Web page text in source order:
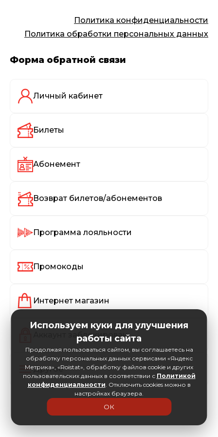
Политика конфиденциальности
Политика обработки персональных данных
Форма обратной связи
Личный кабинет
Билеты
Абонемент
Возврат билетов/абонементов
Программа лояльности
Промокоды
Интернет магазин
Аккаунт заблокирован
Другое
Используем куки для улучшения
работы сайта
Продолжая пользоваться сайтом, вы соглашаетесь на
обработку персональных данных сервисами «Яндекс
Метрика», «Roistat», обработку файлов cookie и других
пользовательских данных в соответствии с Политикой
конфиденциальности. Отключить cookies можно в
настройках браузера.
ОК